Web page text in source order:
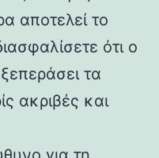
αποτελεί το
ότι ο
τα
ακριβές και